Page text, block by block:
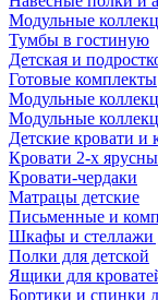
Модульные
Тумбы в гостиную
Детская и
Готовые комплекты
Модульные
Модульные
Детские кровати и
Кровати 2-х
Кровати-чердаки
Матрацы детские
Письменные и
Шкафы и стеллажи
Полки для детской
Ящики для
Бортики и спинки